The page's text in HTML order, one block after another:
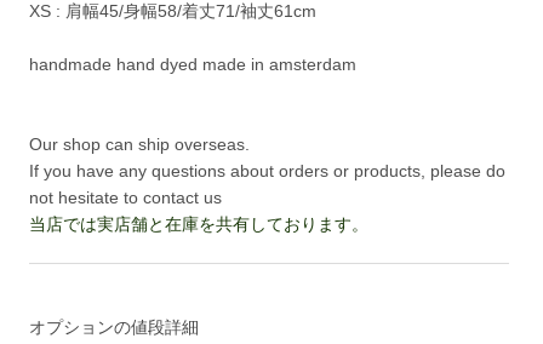
XS : 肩幅45/身幅58/着丈71/袖丈61cm
handmade hand dyed made in amsterdam
Our shop can ship overseas.
If you have any questions about orders or products, please do
not hesitate to contact us
当店では実店舗と在庫を共有しております。
オプションの値段詳細